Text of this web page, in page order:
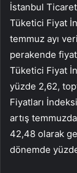
İstanbul
Tüketici Fiyat
temmuz ayı
perakende
Tüketici Fiyat
yüzde 2,62,
Fiyatları
artış
42,48 olarak
dönemde